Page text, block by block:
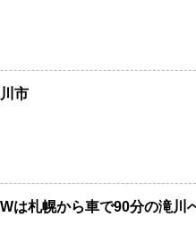
市
は札幌から車で90分の滝川